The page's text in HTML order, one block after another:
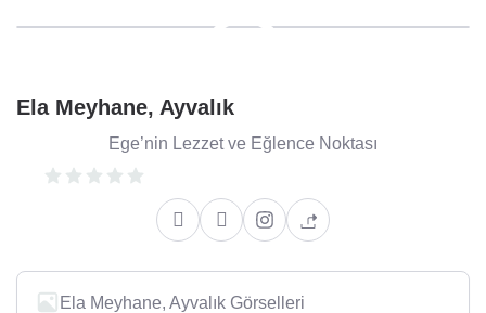
Ela Meyhane, Ayvalık
Ege’nin Lezzet ve Eğlence Noktası
Ela Meyhane, Ayvalık Görselleri